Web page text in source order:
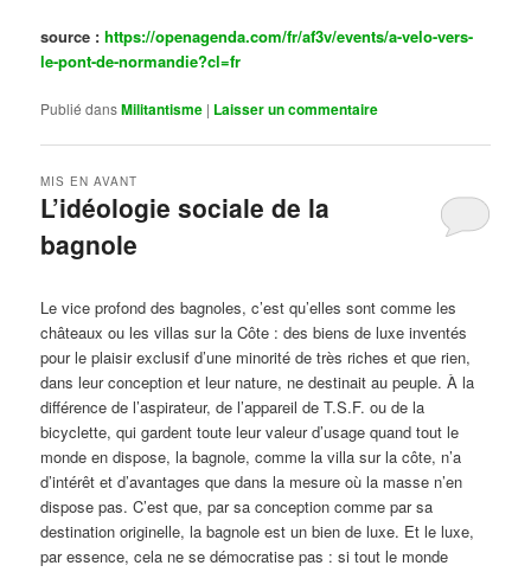
source :https://openagenda.com/fr/af3v/events/a-velo-vers-
le-pont-de-normandie?cl=fr
Publié dansMilitantisme | Laisser un commentaire
L’idéologie sociale de la
bagnole
MIS EN AVANT
Le vice profond des bagnoles, c’est qu’elles sont comme les
châteaux ou les villas sur la Côte : des biens de luxe inventés
pour le plaisir exclusif d’une minorité de très riches et que rien,
dans leur conception et leur nature, ne destinait au peuple. À la
différence de l’aspirateur, de l’appareil de T.S.F. ou de la
bicyclette, qui gardent toute leur valeur d’usage quand tout le
monde en dispose, la bagnole, comme la villa sur la côte, n’a
d’intérêt et d’avantages que dans la mesure où la masse n’en
dispose pas. C’est que, par sa conception comme par sa
destination originelle, la bagnole est un bien de luxe. Et le luxe,
par essence, cela ne se démocratise pas : si tout le monde